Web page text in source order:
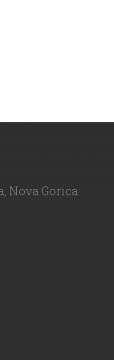
Nova Gorica